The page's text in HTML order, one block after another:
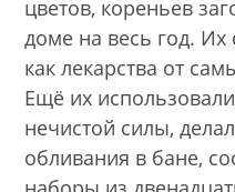
цветов, кореньев
доме на весь год.
как лекарства от
Ещё их
нечистой силы,
обливания в бане,